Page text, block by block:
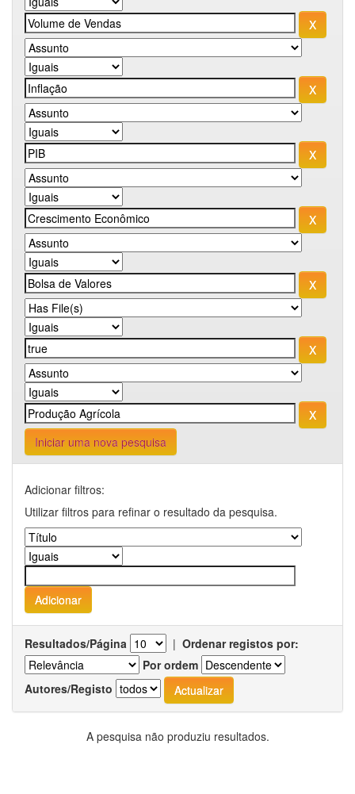
Iniciar uma nova pesquisa
Adicionar filtros:
Utilizar filtros para refinar o resultado da pesquisa.
Resultados/Página | Ordenar registos por:
Por ordem
Autores/Registo
A pesquisa não produziu resultados.